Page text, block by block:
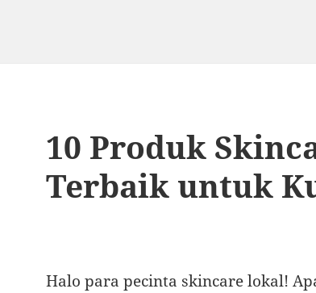
10 Produk
Terbaik untuk
Halo para pecinta skincare lokal!